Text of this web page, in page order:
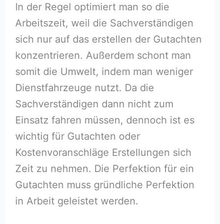
In der Regel optimiert man so die
Arbeitszeit, weil die Sachverständigen
sich nur auf das erstellen der Gutachten
konzentrieren. Außerdem schont man
somit die Umwelt, indem man weniger
Dienstfahrzeuge nutzt. Da die
Sachverständigen dann nicht zum
Einsatz fahren müssen, dennoch ist es
wichtig für Gutachten oder
Kostenvoranschläge Erstellungen sich
Zeit zu nehmen. Die Perfektion für ein
Gutachten muss gründliche Perfektion
in Arbeit geleistet werden.